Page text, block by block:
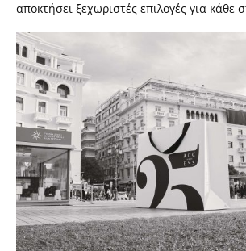
αποκτήσει ξεχωριστές επιλογές για κάθε